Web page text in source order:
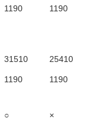
1190
1190
31510
25410
1190
1190
○
×